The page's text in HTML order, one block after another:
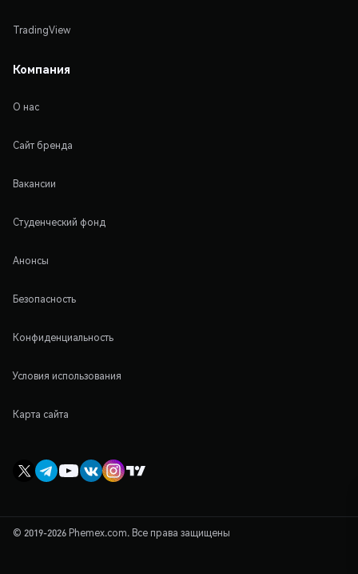
TradingView
Компания
О нас
Сайт бренда
Вакансии
Студенческий фонд
Анонсы
Безопасность
Конфиденциальность
Условия использования
Карта сайта
© 2019-2026 Phemex.com. Все права защищены